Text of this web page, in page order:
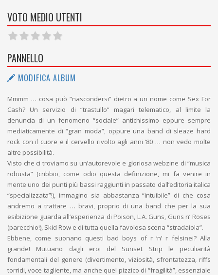
VOTO MEDIO UTENTI
PANNELLO
MODIFICA ALBUM
Mmmm … cosa può “nascondersi” dietro a un nome come Sex For
Cash? Un servizio di “trastullo” magari telematico, al limite la
denuncia di un fenomeno “sociale” antichissimo eppure sempre
mediaticamente di “gran moda”, oppure una band di sleaze hard
rock con il cuore e il cervello rivolto agli anni ’80 … non vedo molte
altre possibilità.
Visto che ci troviamo su un’autorevole e gloriosa webzine di “musica
robusta” (cribbio, come odio questa definizione, mi fa venire in
mente uno dei punti più bassi raggiunti in passato dall’editoria italica
“specializzata”!), immagino sia abbastanza “intuibile” di che cosa
andremo a trattare … bravi, proprio di una band che per la sua
esibizione guarda all’esperienza di Poison, L.A. Guns, Guns n’ Roses
(parecchio!), Skid Row e di tutta quella favolosa scena “stradaiola”.
Ebbene, come suonano questi bad boys of r ‘n’ r felsinei? Alla
grande! Mutuano dagli eroi del Sunset Strip le peculiarità
fondamentali del genere (divertimento, viziosità, sfrontatezza, riffs
torridi, voce tagliente, ma anche quel pizzico di “fragilità”, essenziale